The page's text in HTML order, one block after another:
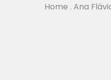
Home . Ana